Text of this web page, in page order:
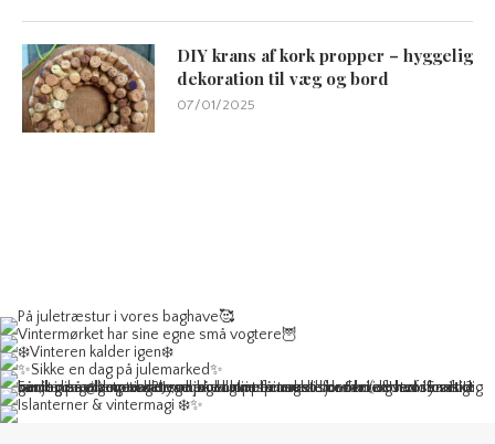
DIY krans af kork propper – hyggelig
dekoration til væg og bord
07/01/2025